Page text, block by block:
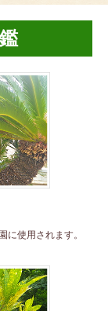
に使用されます。